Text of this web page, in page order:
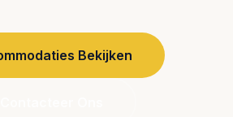
Bekijken